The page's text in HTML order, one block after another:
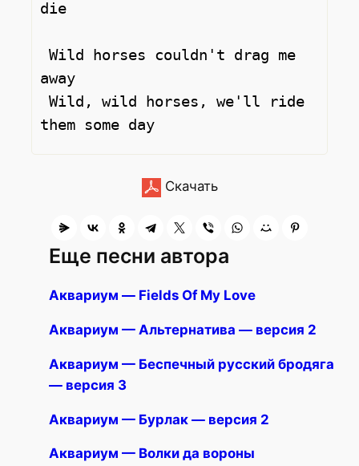
die
Wild horses couldn't drag me
away
Wild, wild horses, we'll ride
Скачать
Еще песни автора
Аквариум — Fields Of My Love
Аквариум — Альтернатива — версия 2
Аквариум — Беспечный русский бродяга
— версия 3
Аквариум — Бурлак — версия 2
Аквариум — Волки да вороны